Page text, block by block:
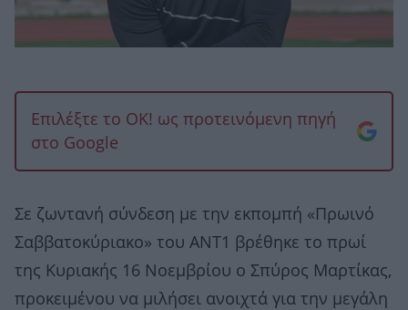
Επιλέξτε το OK! ως προτεινόμενη πηγή
στο Google
Σε ζωντανή σύνδεση με την εκπομπή «Πρωινό
Σαββατοκύριακο» του ΑΝΤ1 βρέθηκε το πρωί
της Κυριακής 16 Νοεμβρίου ο Σπύρος Μαρτίκας,
προκειμένου να μιλήσει ανοιχτά για την μεγάλη